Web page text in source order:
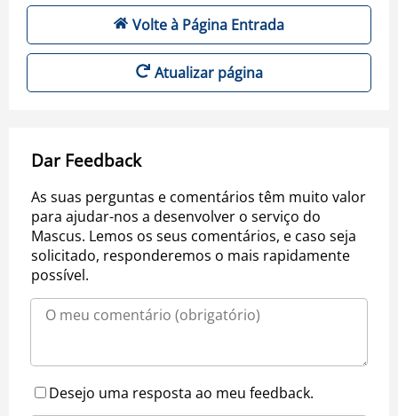
Volte à Página Entrada
Atualizar página
Dar Feedback
As suas perguntas e comentários têm muito valor
para ajudar-nos a desenvolver o serviço do
Mascus. Lemos os seus comentários, e caso seja
solicitado, responderemos o mais rapidamente
possível.
Desejo uma resposta ao meu feedback.